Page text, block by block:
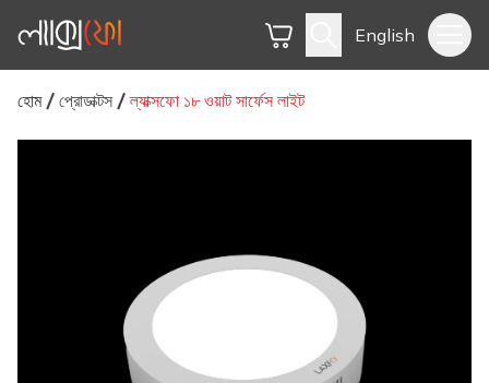
English
হোম প্রোডাক্টস ল্যাক্সফো ১৮ ওয়াট সার্ফেস লাইট